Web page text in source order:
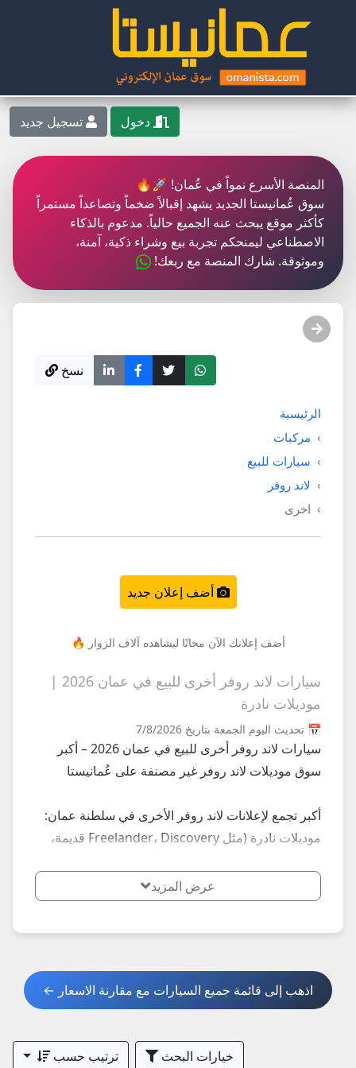
دخول تسجيل جديد
المنصة الأسرع نمواً في عُمان! 🚀🔥
سوق عُمانيستا الجديد يشهد إقبالاً ضخماً وتصاعداً مستمراً
كأكثر موقع يبحث عنه الجميع حالياً. مدعوم بالذكاء
الاصطناعي ليمنحكم تجربة بيع وشراء ذكية، آمنة،
وموثوقة. شارك المنصة مع ربعك!
نسخ
الرئيسية
مركبات
سيارات للبيع
لاند روفر
اخرى
أضف إعلان جديد
أضف إعلانك الآن مجانًا ليشاهده آلاف الزوار 🔥
سيارات لاند روفر أخرى للبيع في عمان 2026 |
موديلات نادرة
📅 تحديث اليوم الجمعة بتاريخ 7/8/2026
سيارات لاند روفر أخرى للبيع في عمان 2026 – أكبر
سوق موديلات لاند روفر غير مصنفة على عُمانيستا
أكبر تجمع لإعلانات لاند روفر الأخرى في سلطنة عمان:
موديلات نادرة (مثل Freelander، Discovery قديمة،
غير موجودة في الأقسام الرئيسية... إعلانات محدثة يومياً
في مسقط، صلالة، صحار، نزوى، بركاء، السيب، بوشر،
**أبرز الأنواع الأكثر طلباً في عمان 2026:**
- موديلات قديمة أو معدلة
عرض المزيد
اذهب إلى قائمة جميع السيارات مع مقارنة الاسعار ←
خيارات البحث ترتيب حسب